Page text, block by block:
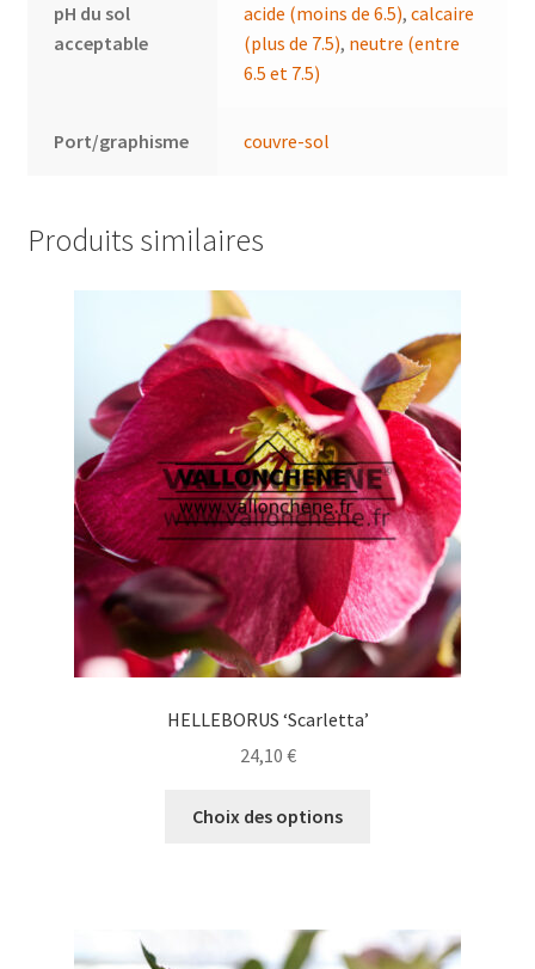
pH du sol
acceptable
acide (moins de 6.5),calcaire
(plus de 7.5), neutre (entre
6.5 et 7.5)
Port/graphisme couvre-sol
Produits similaires
HELLEBORUS ‘Scarletta’
24,10 €
Choix des options
Les